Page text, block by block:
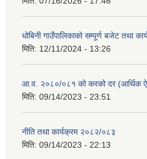
धोबिनी गाउँपालिकाको सम्पूर्ण बजेट तथा
मिति: 12/11/2024 - 13:26
आ.व. २०८०/०८१ को करको दर (आर्थिक
मिति: 09/14/2023 - 23:51
नीति तथा कार्यक्रम २०८२/०८३
मिति: 09/14/2023 - 22:13